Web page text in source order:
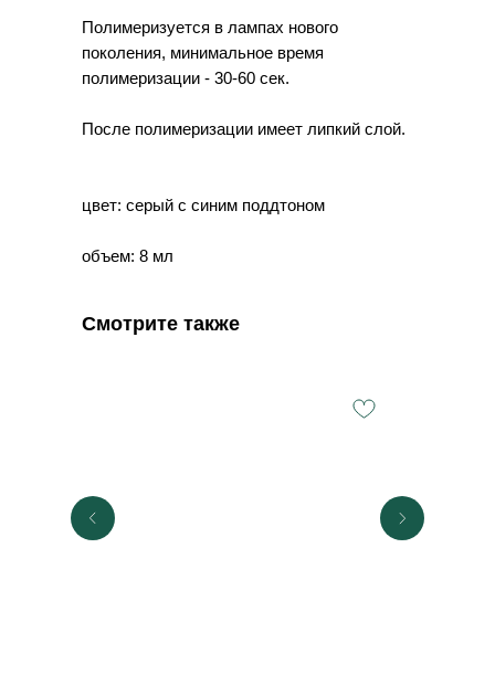
Полимеризуется в лампах нового
поколения, минимальное время
полимеризации - 30-60 сек.
После полимеризации имеет липкий слой.
цвет: серый с синим поддтоном
объем: 8 мл
Смотрите также